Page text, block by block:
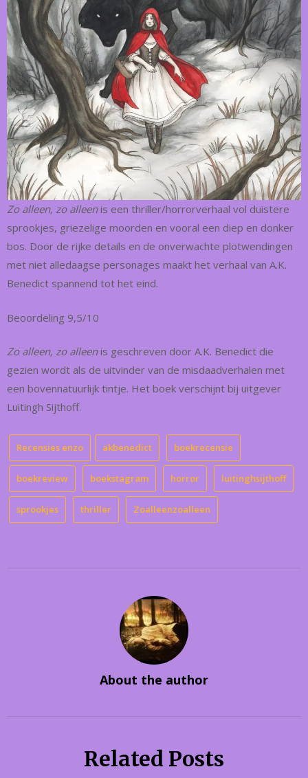
Zo alleen, zo alleenis een thriller/horrorverhaal vol duistere
sprookjes, griezelige moorden en vooral een diep en donker
bos. Door de rijke details en de onverwachte plotwendingen
met niet alledaagse personages maakt het verhaal van A.K.
Benedict spannend tot het eind.
Beoordeling 9,5/10
Zo alleen, zo alleenis geschreven door A.K. Benedict die
gezien wordt als de uitvinder van de misdaadverhalen met
een bovennatuurlijk tintje. Het boek verschijnt bij uitgever
Luitingh Sijthoff.
Recensies enzo akbenedict boekrecensie
boekreview boekstagram horror luitinghsijthoff
sprookjes thriller Zoalleenzoalleen
About the author
Related Posts